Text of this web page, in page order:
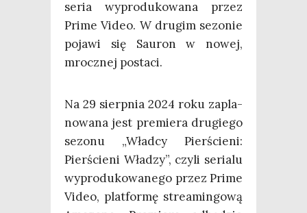
seria wypro­du­ko­wa­na przez
Pri­me Video. W dru­gim sezo­nie
poja­wi się Sau­ron w nowej,
mrocz­nej postaci.
Na 29 sierp­nia 2024 roku zapla­
no­wa­na jest pre­mie­ra dru­gie­go
sezo­nu „Wład­cy Pier­ście­ni:
Pier­ście­ni Wła­dzy”, czy­li seria­lu
wypro­du­ko­wa­ne­go przez Pri­me
Video, plat­for­mę stre­amin­go­wą